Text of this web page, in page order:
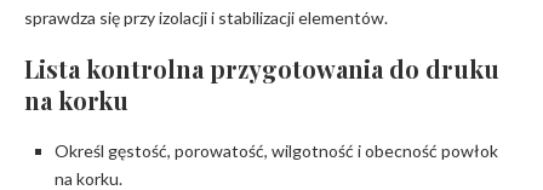
sprawdza się przy izolacji i stabilizacji elementów.
Lista kontrolna przygotowania do druku
na korku
Określ gęstość, porowatość, wilgotność i obecność powłok
na korku.